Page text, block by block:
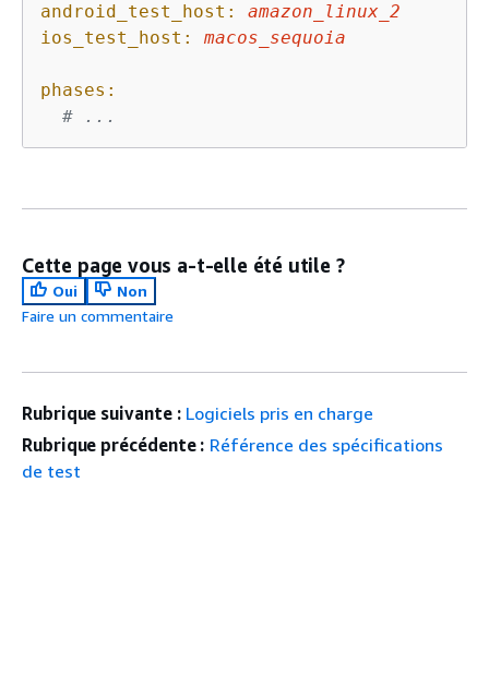
android_test_host:
amazon_linux_2
ios_test_host:
macos_sequoia
phases:
# ...
Cette page vous a-t-elle été utile ?
Oui
Non
Faire un commentaire
Rubrique suivante : Logiciels pris en charge
Rubrique précédente : Référence des spécifications
de test